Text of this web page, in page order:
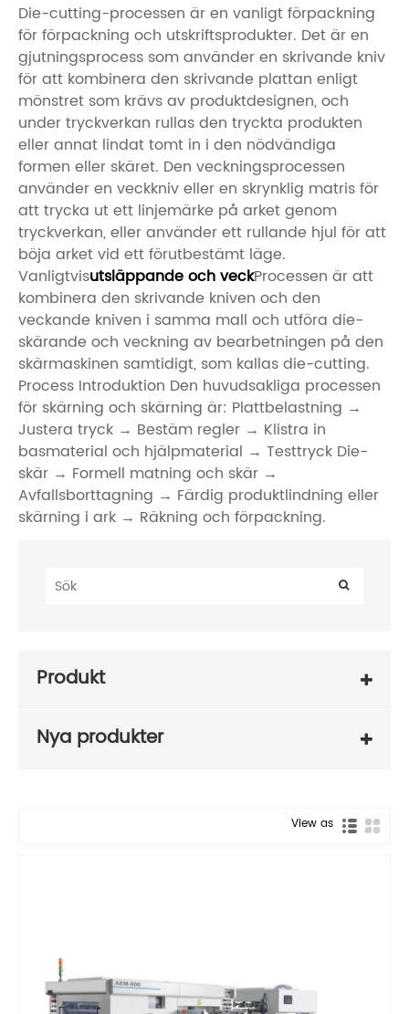
Die-cutting-processen är en vanligt förpackning
för förpackning och utskriftsprodukter. Det är en
gjutningsprocess som använder en skrivande kniv
för att kombinera den skrivande plattan enligt
mönstret som krävs av produktdesignen, och
under tryckverkan rullas den tryckta produkten
eller annat lindat tomt in i den nödvändiga
formen eller skäret. Den veckningsprocessen
använder en veckkniv eller en skrynklig matris för
att trycka ut ett linjemärke på arket genom
tryckverkan, eller använder ett rullande hjul för att
böja arket vid ett förutbestämt läge.
Vanligtvisutsläppande och veckProcessen är att
kombinera den skrivande kniven och den
veckande kniven i samma mall och utföra die-
skärande och veckning av bearbetningen på den
skärmaskinen samtidigt, som kallas die-cutting.
Process Introduktion Den huvudsakliga processen
för skärning och skärning är: Plattbelastning →
Justera tryck → Bestäm regler → Klistra in
basmaterial och hjälpmaterial → Testtryck Die-
skär → Formell matning och skär →
Avfallsborttagning → Färdig produktlindning eller
skärning i ark → Räkning och förpackning.
Produkt
Nya produkter
View as